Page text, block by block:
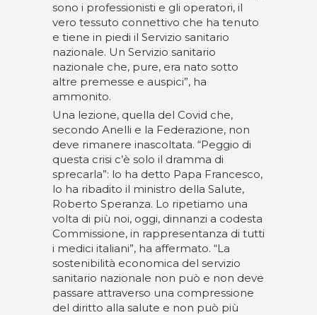
sono i professionisti e gli operatori, il
vero tessuto connettivo che ha tenuto
e tiene in piedi il Servizio sanitario
nazionale. Un Servizio sanitario
nazionale che, pure, era nato sotto
altre premesse e auspici”, ha
ammonito.
Una lezione, quella del Covid che,
secondo Anelli e la Federazione, non
deve rimanere inascoltata. “Peggio di
questa crisi c’è solo il dramma di
sprecarla”: lo ha detto Papa Francesco,
lo ha ribadito il ministro della Salute,
Roberto Speranza. Lo ripetiamo una
volta di più noi, oggi, dinnanzi a codesta
Commissione, in rappresentanza di tutti
i medici italiani”, ha affermato. “La
sostenibilità economica del servizio
sanitario nazionale non può e non deve
passare attraverso una compressione
del diritto alla salute e non può più